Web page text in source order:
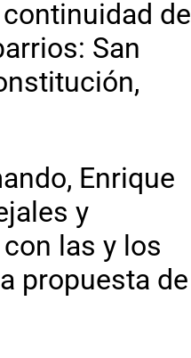
de
San
Enrique
y
las y los
propuesta de